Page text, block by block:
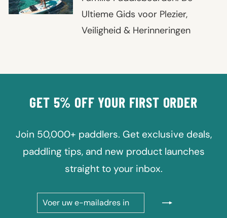
Ultieme Gids voor Plezier,
Veiligheid & Herinneringen
GET 5% OFF YOUR FIRST ORDER
Join 50,000+ paddlers. Get exclusive deals,
paddling tips, and new product launches
straight to your inbox.
VOER
UW
ABONNEREN